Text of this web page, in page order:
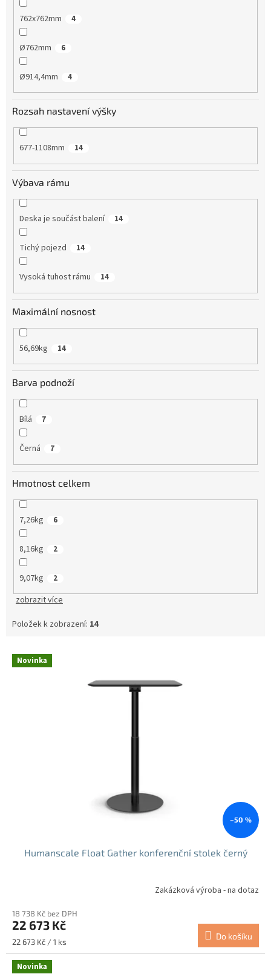
762x762mm 4
Ø762mm 6
Ø914,4mm 4
Rozsah nastavení výšky
677-1108mm 14
Výbava rámu
Deska je součást balení 14
Tichý pojezd 14
Vysoká tuhost rámu 14
Maximální nosnost
56,69kg 14
Barva podnoží
Bílá 7
Černá 7
Hmotnost celkem
7,26kg 6
8,16kg 2
9,07kg 2
zobrazit více
Položek k zobrazení: 14
V Novinka
–50 %
Humanscale Float Gather konferenční stolek černý
Zakázková výroba - na dotaz
18 738 Kč bez DPH
22 673 Kč
Měrná
cena:
22 673 Kč / 1 ks
Do košíku
Novinka